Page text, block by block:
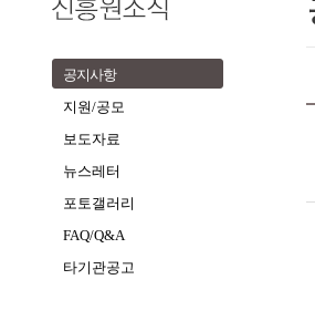
공지사항
지원/공모
보도자료
뉴스레터
포토갤러리
FAQ/Q&A
타기관공고